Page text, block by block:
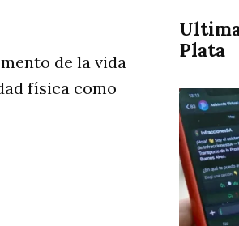
de la vida
física como
Plata